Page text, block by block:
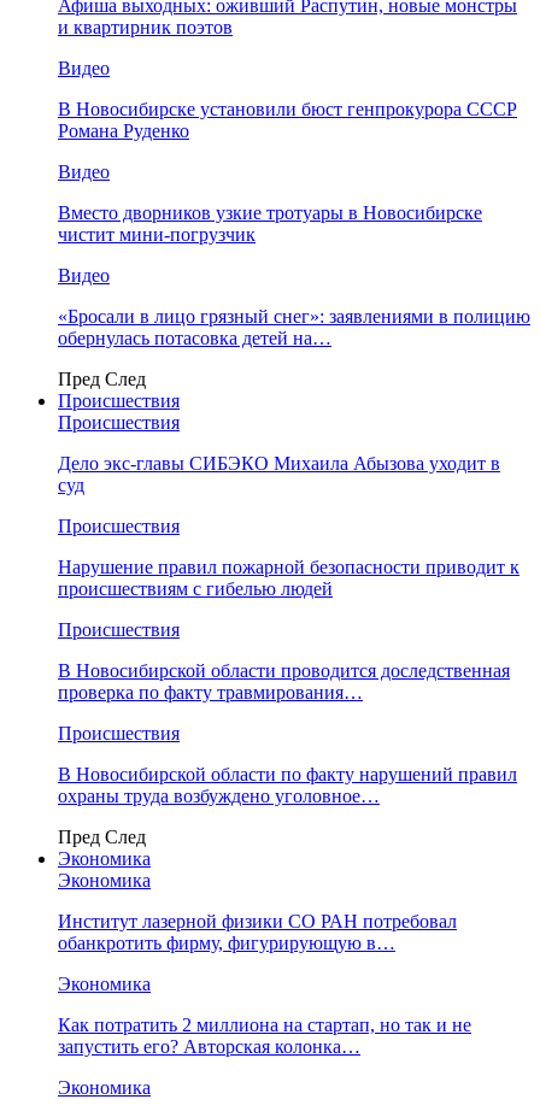
Афиша выходных: оживший Распутин, новые монстры
и квартирник поэтов
Видео
В Новосибирске установили бюст генпрокурора СССР
Романа Руденко
Видео
Вместо дворников узкие тротуары в Новосибирске
чистит мини-погрузчик
Видео
«Бросали в лицо грязный снег»: заявлениями в полицию
обернулась потасовка детей на…
Пред След
Происшествия
Происшествия
Дело экс-главы СИБЭКО Михаила Абызова уходит в
суд
Происшествия
Нарушение правил пожарной безопасности приводит к
происшествиям с гибелью людей
Происшествия
В Новосибирской области проводится доследственная
проверка по факту травмирования…
Происшествия
В Новосибирской области по факту нарушений правил
охраны труда возбуждено уголовное…
Пред След
Экономика
Экономика
Институт лазерной физики СО РАН потребовал
обанкротить фирму, фигурирующую в…
Экономика
Как потратить 2 миллиона на стартап, но так и не
запустить его? Авторская колонка…
Экономика